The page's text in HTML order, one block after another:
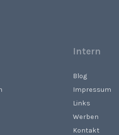
Intern
Blog
Impressum
Links
Werben
Kontakt